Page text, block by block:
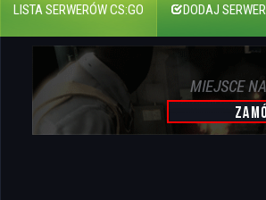
LISTA SERWERÓW CS:GO DODAJ SERWER